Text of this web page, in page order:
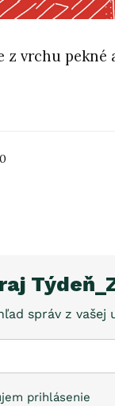
z vrchu pekné
správ z vašej
prihlásenie